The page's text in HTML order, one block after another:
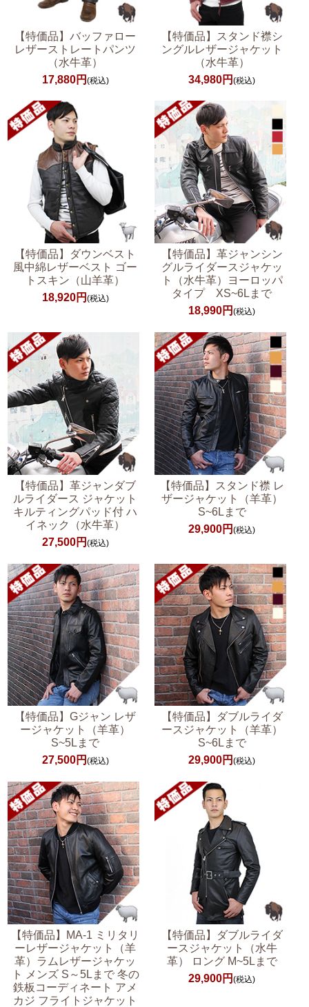
【特価品】バッファロー
レザーストレートパンツ
（水牛革）
17,880円 (税込)
【特価品】スタンド襟シ
ングルレザージャケット
（水牛革）
34,980円(税込)
【特価品】ダウンベスト
風中綿レザーベスト ゴー
トスキン（山羊革）
18,920円 (税込)
【特価品】革ジャンシン
グルライダースジャケッ
ト（水牛革）ヨーロッパ
タイプ XS~6Lまで
18,990円(税込)
【特価品】革ジャンダブ
ルライダース ジャケット
キルティングパッド付 ハ
イネック（水牛革）
27,500円 (税込)
【特価品】スタンド襟 レ
ザージャケット（羊革）
S~6Lまで
29,900円(税込)
【特価品】Gジャン レザ
ージャケット（羊革）
S~5Lまで
27,500円 (税込)
【特価品】ダブルライダ
ースジャケット（羊革）
S~6Lまで
29,900円(税込)
【特価品】MA-1 ミリタリ
ーレザージャケット（羊
革）ラムレザージャケッ
ト メンズ S～5Lまで 冬の
鉄板コーディネート アメ
カジ フライトジャケット
【特価品】ダブルライダ
ースジャケット（水牛
革） ロング M~5Lまで
29,900円(税込)